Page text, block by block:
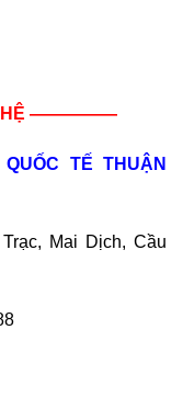
HỆ —————
TẾ THUẬN
Mai Dịch, Cầu